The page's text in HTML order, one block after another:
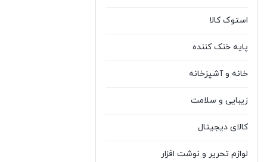
بایو آکوا BIOAQUA
پاناسونیک
TENDA
1
Tenda
توشیبا TOSHIBA
%d8%ac%db%8c
استوک کالا
پایه خنک کننده
خانه و آشپزخانه
زیبایی و سلامت
کالای دیجیتال
لوازم تحریر و نوشت افزار